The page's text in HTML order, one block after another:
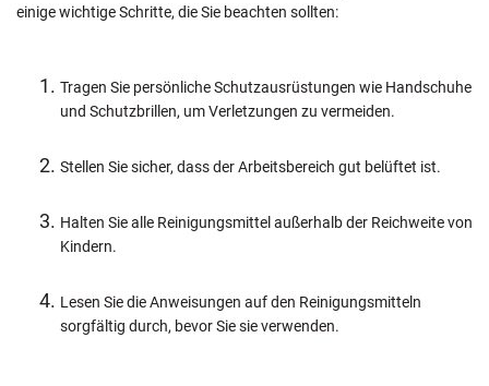
einige wichtige Schritte, die Sie beachten sollten:
Tragen Sie persönliche Schutzausrüstungen wie Handschuhe
und Schutzbrillen, um Verletzungen zu vermeiden.
Stellen Sie sicher, dass der Arbeitsbereich gut belüftet ist.
Halten Sie alle Reinigungsmittel außerhalb der Reichweite von
Kindern.
Lesen Sie die Anweisungen auf den Reinigungsmitteln
sorgfältig durch, bevor Sie sie verwenden.